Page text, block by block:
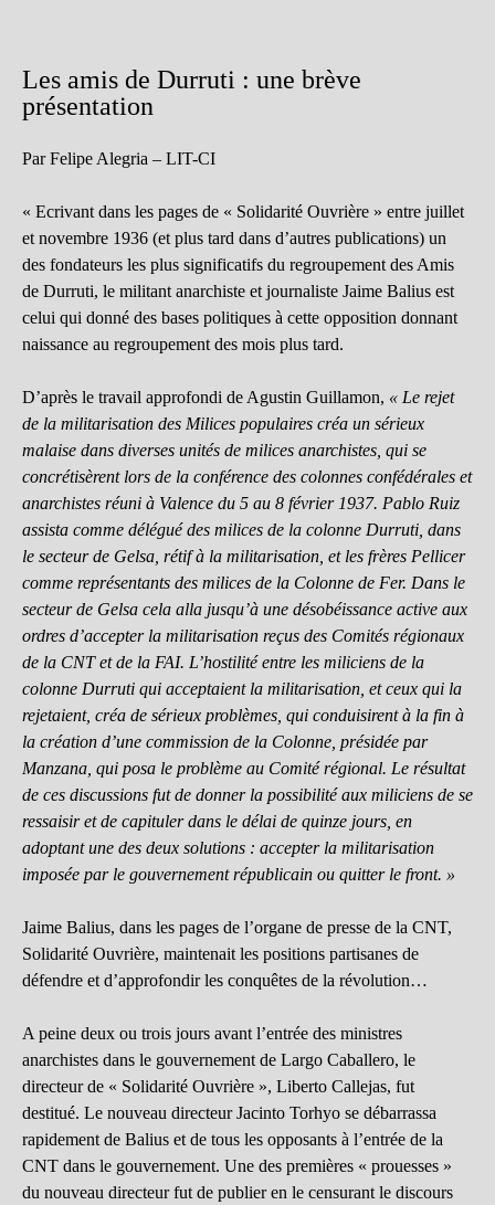
Les amis de Durruti : une brève
présentation
Par Felipe Alegria – LIT-CI
« Ecrivant dans les pages de « Solidarité Ouvrière » entre juillet
et novembre 1936 (et plus tard dans d’autres publications) un
des fondateurs les plus significatifs du regroupement des Amis
de Durruti, le militant anarchiste et journaliste Jaime Balius est
celui qui donné des bases politiques à cette opposition donnant
naissance au regroupement des mois plus tard.
D’après le travail approfondi de Agustin Guillamon, « Le rejet
de la militarisation des Milices populaires créa un sérieux
malaise dans diverses unités de milices anarchistes, qui se
concrétisèrent lors de la conférence des colonnes confédérales et
anarchistes réuni à Valence du 5 au 8 février 1937. Pablo Ruiz
assista comme délégué des milices de la colonne Durruti, dans
le secteur de Gelsa, rétif à la militarisation, et les frères Pellicer
comme représentants des milices de la Colonne de Fer. Dans le
secteur de Gelsa cela alla jusqu’à une désobéissance active aux
ordres d’accepter la militarisation reçus des Comités régionaux
de la CNT et de la FAI. L’hostilité entre les miliciens de la
colonne Durruti qui acceptaient la militarisation, et ceux qui la
rejetaient, créa de sérieux problèmes, qui conduisirent à la fin à
la création d’une commission de la Colonne, présidée par
Manzana, qui posa le problème au Comité régional. Le résultat
de ces discussions fut de donner la possibilité aux miliciens de se
ressaisir et de capituler dans le délai de quinze jours, en
adoptant une des deux solutions : accepter la militarisation
imposée par le gouvernement républicain ou quitter le front. »
Jaime Balius, dans les pages de l’organe de presse de la CNT,
Solidarité Ouvrière, maintenait les positions partisanes de
défendre et d’approfondir les conquêtes de la révolution…
A peine deux ou trois jours avant l’entrée des ministres
anarchistes dans le gouvernement de Largo Caballero, le
directeur de « Solidarité Ouvrière », Liberto Callejas, fut
destitué. Le nouveau directeur Jacinto Torhyo se débarrassa
rapidement de Balius et de tous les opposants à l’entrée de la
CNT dans le gouvernement. Une des premières « prouesses »
du nouveau directeur fut de publier en le censurant le discours